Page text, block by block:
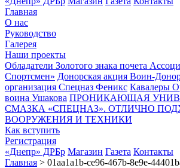
Главная
О нас
Руководство
Галерея
Наши проекты
Обладатели Золотого знака почета
Спортсмен» Донорская акция Воин-
организация Спецназ Феникс Кавалеры
воина Ушакова ПРОНИКАЮЩАЯ
СМАЗКА «СПЕЦНАЗ». ОТЛИЧНО
ВООРУЖЕНИЯ И ТЕХНИКИ
Как вступить
Регистрация
«Днепр» ДРБр Магазин Газета Контакты
Главная > 01aa1a1b-ce96-467b-8e9e-